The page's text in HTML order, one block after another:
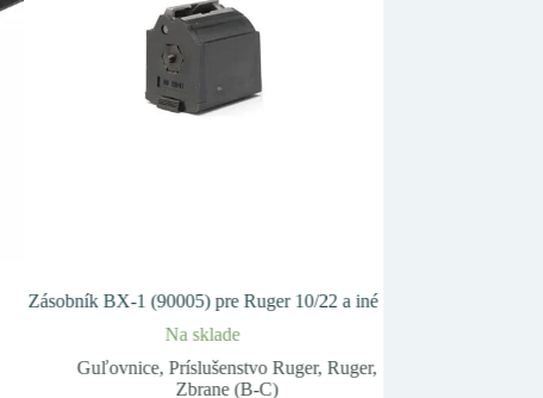
Zásobník BX-1 (90005) pre Ruger 10/22 a iné
Na sklade
Guľovnice, Príslušenstvo Ruger, Ruger,
Zbrane (B-C)